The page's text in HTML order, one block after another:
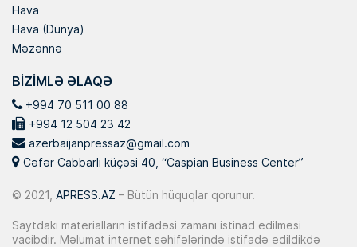
Hava
Hava (Dünya)
Məzənnə
BIZIMLƏ ƏLAQƏ
+994 70 511 00 88
+994 12 504 23 42
azerbaijanpressaz@gmail.com
Cəfər Cabbarlı küçəsi 40, “Caspian Business Center”
© 2021, APRESS.AZ – Bütün hüquqlar qorunur.
Saytdakı materialların istifadəsi zamanı istinad edilməsi
vacibdir. Məlumat internet səhifələrində istifadə edildikdə